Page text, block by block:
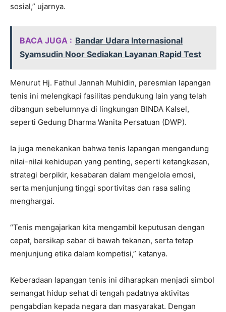
sosial,” ujarnya.
BACA JUGA : Bandar Udara Internasional
Syamsudin Noor Sediakan Layanan Rapid Test
Menurut Hj. Fathul Jannah Muhidin, peresmian lapangan
tenis ini melengkapi fasilitas pendukung lain yang telah
dibangun sebelumnya di lingkungan BINDA Kalsel,
seperti Gedung Dharma Wanita Persatuan (DWP).
Ia juga menekankan bahwa tenis lapangan mengandung
nilai-nilai kehidupan yang penting, seperti ketangkasan,
strategi berpikir, kesabaran dalam mengelola emosi,
serta menjunjung tinggi sportivitas dan rasa saling
menghargai.
“Tenis mengajarkan kita mengambil keputusan dengan
cepat, bersikap sabar di bawah tekanan, serta tetap
menjunjung etika dalam kompetisi,” katanya.
Keberadaan lapangan tenis ini diharapkan menjadi simbol
semangat hidup sehat di tengah padatnya aktivitas
pengabdian kepada negara dan masyarakat. Dengan